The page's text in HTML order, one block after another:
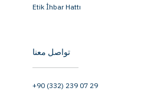
Etik İhbar Hattı
تواصل معنا
+90 (332) 239 07 29